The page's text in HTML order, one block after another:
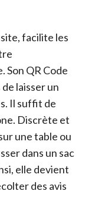
facilite les
Son QR Code
laisser un
Il suffit de
Discrète et
une table ou
dans un sac
elle devient
des avis